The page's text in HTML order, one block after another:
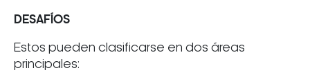
DESAFÍOS
Estos pueden clasificarse en dos áreas
principales: